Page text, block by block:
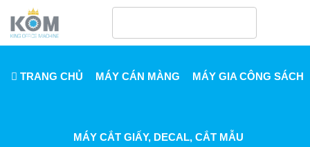
TRANG CHỦ MÁY CÁN MÀNG MÁY GIA CÔNG SÁCH
MÁY CẮT GIẤY, DECAL, CẮT MẪU